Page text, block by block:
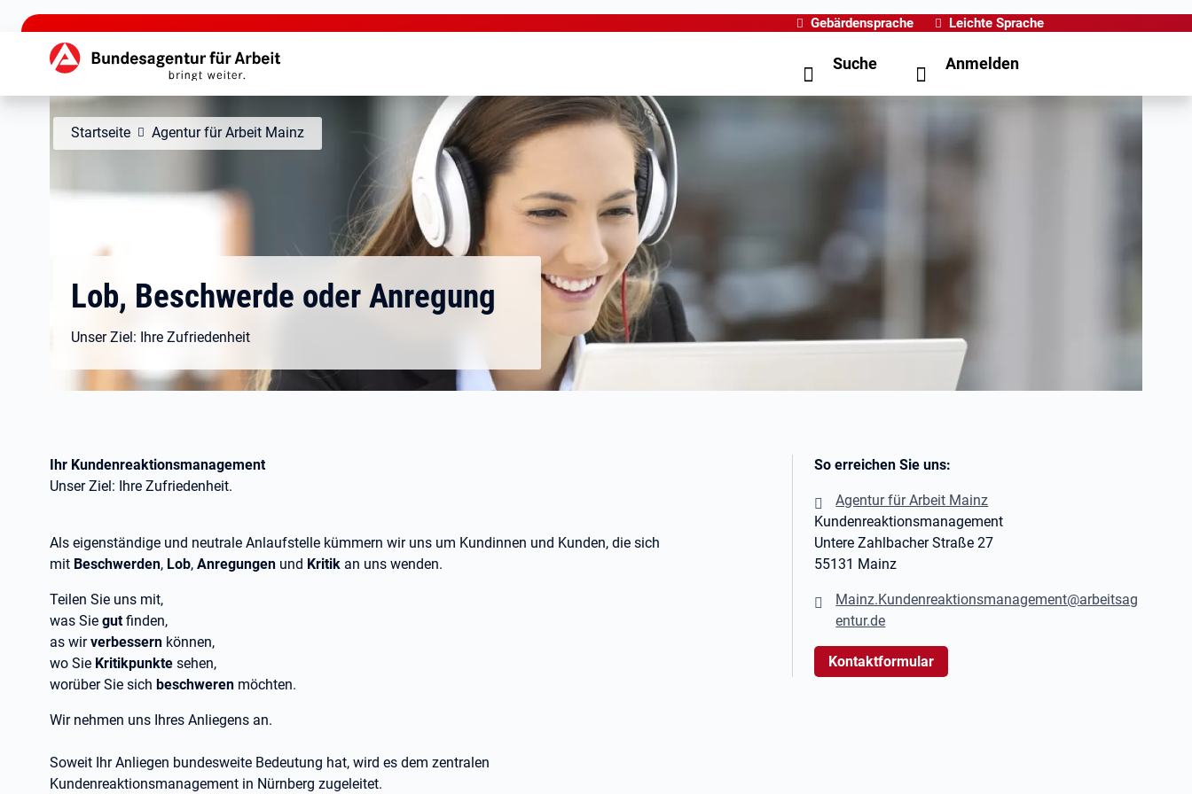
zu den Hauptinhalten springen
Gebärdensprache Leichte Sprache
Hauptnavigation Suche Anmelden
Startseite Agentur für Arbeit Mainz
Lob, Beschwerde oder Anregung
Unser Ziel: Ihre Zufriedenheit
Ihr Kundenreaktionsmanagement
Unser Ziel: Ihre Zufriedenheit.
Als eigenständige und neutrale Anlaufstelle kümmern wir uns um Kundinnen und Kunden, die sich
mit Beschwerden, Lob, Anregungen und Kritik an uns wenden.
Teilen Sie uns mit,
was Sie gutfinden,
as wirverbessern können,
wo Sie Kritikpunkte sehen,
worüber Sie sich beschweren möchten.
Wir nehmen uns Ihres Anliegens an.
Soweit Ihr Anliegen bundesweite Bedeutung hat, wird es dem zentralen
Kundenreaktionsmanagement in Nürnberg zugeleitet.
So erreichen Sie uns:
Agentur für Arbeit Mainz
Kundenreaktionsmanagement
Untere Zahlbacher Straße 27
55131 Mainz
Mainz.Kundenreaktionsmanagement@arbeitsag
entur.de
Kontaktformular